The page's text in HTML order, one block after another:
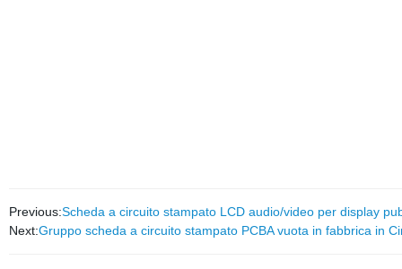
Previous:Scheda a circuito stampato LCD audio/video per display
Next:Gruppo scheda a circuito stampato PCBA vuota in fabbrica in